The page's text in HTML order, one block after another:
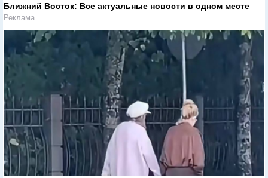
Ближний Восток: Все актуальные новости в одном месте
Реклама